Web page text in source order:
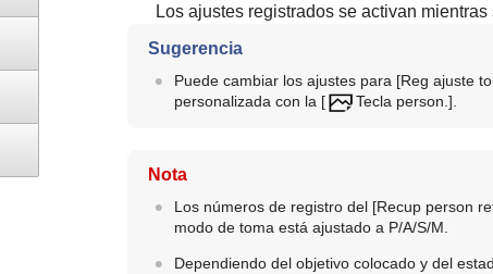
Los ajustes registrados se activan
Sugerencia
Puede cambiar los ajustes para [Reg ajuste
personalizada con la [ Tecla person.]
Nota
Los números de registro del [Recup person
modo de toma está ajustado a P/A/S/M.
Dependiendo del objetivo colocado y del